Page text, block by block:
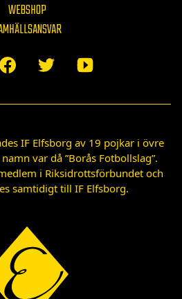
WEBSHOP
IF Elfsborg av 19 pojkar i övre
var då ”Borås Fotbollslag”.
i Riksidrottsförbundet och
samtidigt till IF Elfsborg.